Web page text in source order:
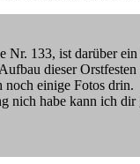
Nr. 133, ist darüber
dieser
noch einige Fotos drin.
nich habe kann ich